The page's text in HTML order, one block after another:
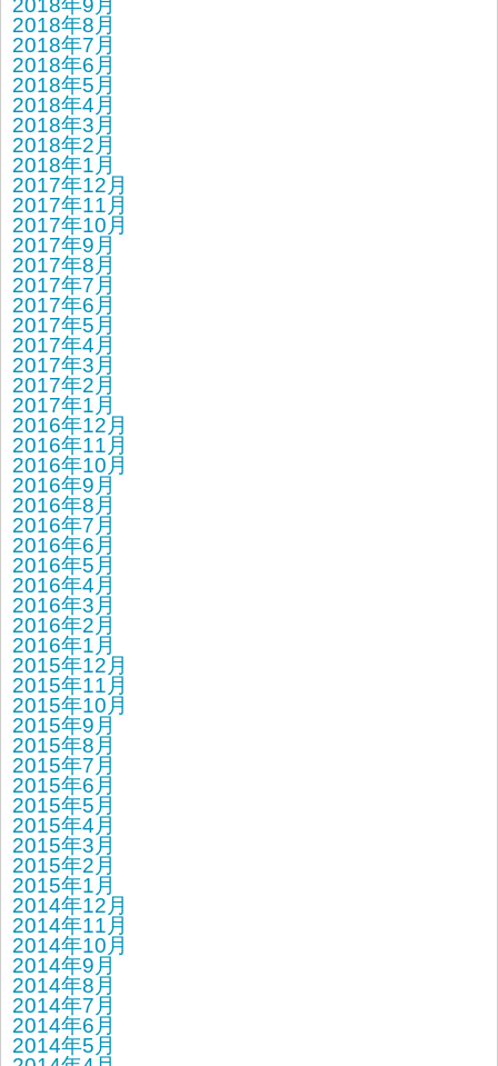
2018年8月
2018年7月
2018年6月
2018年5月
2018年4月
2018年3月
2018年2月
2018年1月
2017年12月
2017年11月
2017年10月
2017年9月
2017年8月
2017年7月
2017年6月
2017年5月
2017年4月
2017年3月
2017年2月
2017年1月
2016年12月
2016年11月
2016年10月
2016年9月
2016年8月
2016年7月
2016年6月
2016年5月
2016年4月
2016年3月
2016年2月
2016年1月
2015年12月
2015年11月
2015年10月
2015年9月
2015年8月
2015年7月
2015年6月
2015年5月
2015年4月
2015年3月
2015年2月
2015年1月
2014年12月
2014年11月
2014年10月
2014年9月
2014年8月
2014年7月
2014年6月
2014年5月